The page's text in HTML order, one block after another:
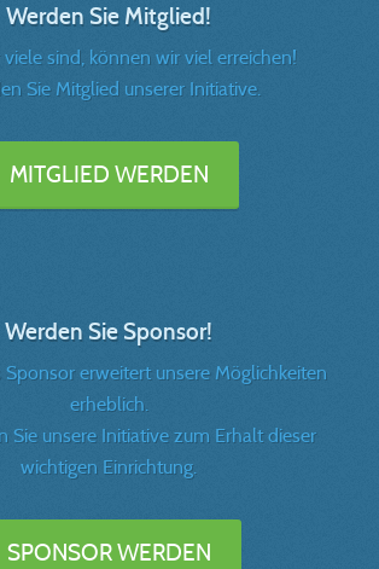
Werden Sie Mitglied!
sind, können wir viel erreichen!
Sie Mitglied unserer Initiative.
MITGLIED WERDEN
Werden Sie Sponsor!
Sponsor erweitert unsere Möglichkeiten
erheblich.
Sie unsere Initiative zum Erhalt dieser
wichtigen Einrichtung.
SPONSOR WERDEN